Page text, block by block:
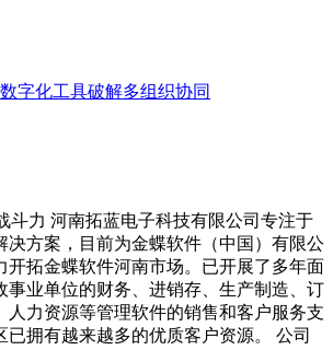
字化工具破解多组织协同
斗力 河南拓蓝电子科技有限公司专注于
决方案，目前为金蝶软件（中国）有限公
开拓金蝶软件河南市场。已开展了多年面
事业单位的财务、进销存、生产制造、订
人力资源等管理软件的销售和客户服务支
已拥有越来越多的优质客户资源。 公司